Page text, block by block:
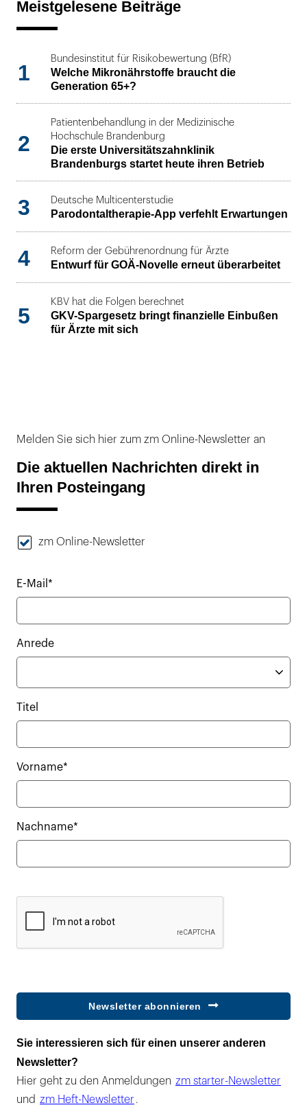
Meistgelesene Beiträge
1
Bundesinstitut für Risikobewertung (BfR)
Welche Mikronährstoffe braucht die
Generation 65+?
2
Patientenbehandlung in der Medizinische
Hochschule Brandenburg
Die erste Universitätszahnklinik
Brandenburgs startet heute ihren Betrieb
3 Deutsche Multicenterstudie
Parodontaltherapie-App verfehlt Erwartungen
4 Reform der Gebührenordnung für Ärzte
Entwurf für GOÄ-Novelle erneut überarbeitet
5
KBV hat die Folgen berechnet
GKV-Spargesetz bringt finanzielle Einbußen
für Ärzte mit sich
Melden Sie sich hier zum zm Online-Newsletter an
Die aktuellen Nachrichten direkt in
Ihren Posteingang
zm Online-Newsletter
E-Mail*
Anrede
Titel
Vorname*
Nachname*
Newsletter abonnieren
Sie interessieren sich für einen unserer anderen
Newsletter?
Hier geht zu den Anmeldungen zm starter-Newsletter
und zm Heft-Newsletter .